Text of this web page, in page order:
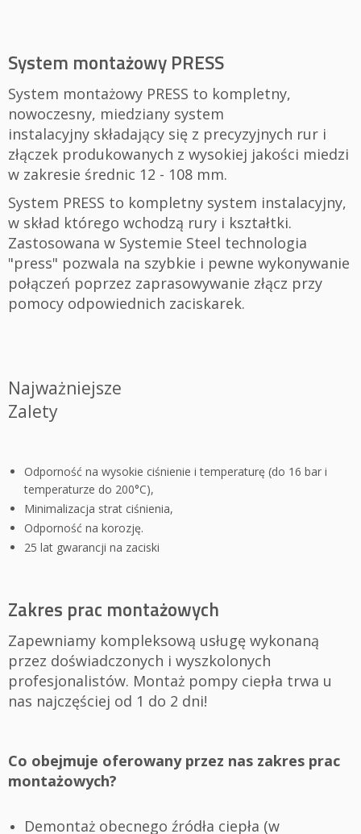
System montażowy PRESS
System montażowy PRESS to kompletny,
nowoczesny, miedziany system
instalacyjny składający się z precyzyjnych rur i
złączek produkowanych z wysokiej jakości miedzi
w zakresie średnic 12 - 108 mm.
System PRESS to kompletny system instalacyjny,
w skład którego wchodzą rury i kształtki.
Zastosowana w Systemie Steel technologia
"press" pozwala na szybkie i pewne wykonywanie
połączeń poprzez zaprasowywanie złącz przy
pomocy odpowiednich zaciskarek.
Najważniejsze
Zalety
Odporność na wysokie ciśnienie i temperaturę (do 16 bar i
temperaturze do 200°C),
Minimalizacja strat ciśnienia,
Odporność na korozję.
25 lat gwarancji na zaciski
Zakres prac montażowych
Zapewniamy kompleksową usługę wykonaną
przez doświadczonych i wyszkolonych
profesjonalistów. Montaż pompy ciepła trwa u
nas najczęściej od 1 do 2 dni!
Co obejmuje oferowany przez nas zakres prac
montażowych?
Demontaż obecnego źródła ciepła (w